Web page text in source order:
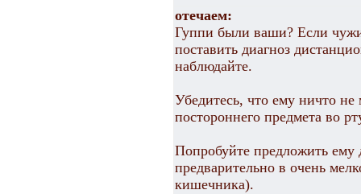
отечаем:
Гуппи были ваши? Если
поставить диагноз
наблюдайте.
Убедитесь, что ему ничто
постороннего предмета во
Попробуйте предложить
предварительно в очень
кишечника).